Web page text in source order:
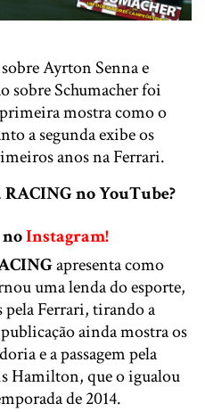
Ayrton Senna e
sobre Schumacher foi
mostra como o
a segunda exibe os
anos na Ferrari.
RACING no YouTube?
Instagram!
apresenta como
uma lenda do esporte,
Ferrari, tirando a
ainda mostra os
e a passagem pela
Hamilton, que o igualou
de 2014.